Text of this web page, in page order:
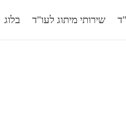
שירותי מיתוג לעו"ד בלוג